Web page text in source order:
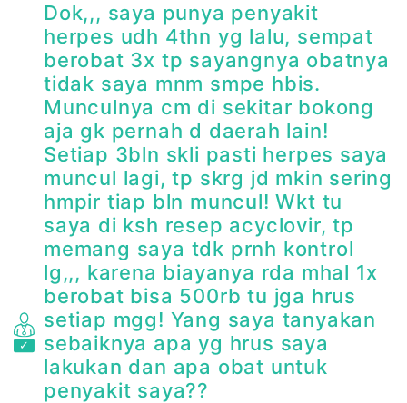
Dok,,, saya punya penyakit
herpes udh 4thn yg lalu, sempat
berobat 3x tp sayangnya obatnya
tidak saya mnm smpe hbis.
Munculnya cm di sekitar bokong
aja gk pernah d daerah lain!
Setiap 3bln skli pasti herpes saya
muncul lagi, tp skrg jd mkin sering
hmpir tiap bln muncul! Wkt tu
saya di ksh resep acyclovir, tp
memang saya tdk prnh kontrol
lg,,, karena biayanya rda mhal 1x
berobat bisa 500rb tu jga hrus
setiap mgg! Yang saya tanyakan
sebaiknya apa yg hrus saya
lakukan dan apa obat untuk
penyakit saya??